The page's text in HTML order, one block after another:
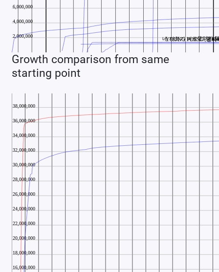
Growth comparison from same
starting point